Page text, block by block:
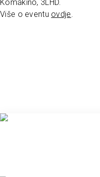
Komakino, 3LHD.
Više o eventu ovdje